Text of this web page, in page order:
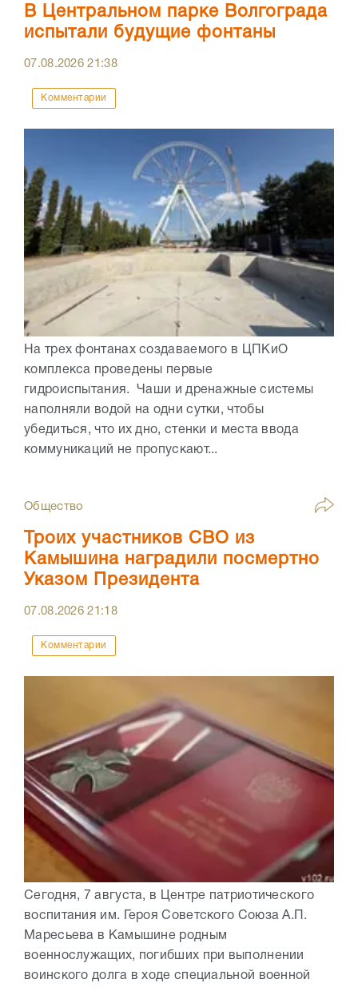
В Центральном парке Волгограда
испытали будущие фонтаны
07.08.202621:38
Комментарии
На трех фонтанах создаваемого в ЦПКиО
комплекса проведены первые
гидроиспытания. Чаши и дренажные системы
наполняли водой на одни сутки, чтобы
убедиться, что их дно, стенки и места ввода
коммуникаций не пропускают...
Общество
Троих участников СВО из
Камышина наградили посмертно
Указом Президента
07.08.202621:18
Комментарии
Сегодня, 7 августа, в Центре патриотического
воспитания им. Героя Советского Союза А.П.
Маресьева в Камышине родным
военнослужащих, погибших при выполнении
воинского долга в ходе специальной военной